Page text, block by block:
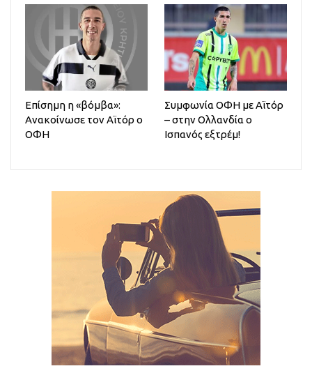
Επίσημη η «βόμβα»:
Ανακοίνωσε τον Αϊτόρ ο
ΟΦΗ
Συμφωνία ΟΦΗ με Αϊτόρ
– στην Ολλανδία ο
Ισπανός εξτρέμ!